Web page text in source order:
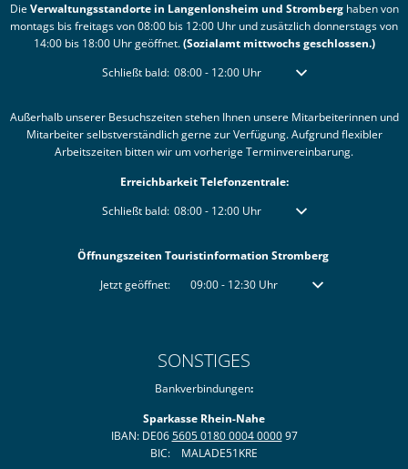
DieVerwaltungsstandorte in Langenlonsheim und Stromberghaben von
montags bis freitags von 08:00 bis 12:00 Uhr und zusätzlich donnerstags von
14:00 bis 18:00 Uhr geöffnet.(Sozialamt mittwochs geschlossen.)
Klicken, um weitere Öffnungs- oder Schließzeiten
Schließt bald: 08:00- 12:00Uhr Von 08:00 bis 12:00 Uhr
Außerhalb unserer Besuchszeiten stehen Ihnen unsere Mitarbeiterinnen und
Mitarbeiter selbstverständlich gerne zur Verfügung. Aufgrund flexibler
Arbeitszeiten bitten wir um vorherige Terminvereinbarung.
Erreichbarkeit Telefonzentrale:
Klicken, um weitere Öffnungs- oder Schließzeiten
Schließt bald: 08:00- 12:00Uhr Von 08:00 bis 12:00 Uhr
Öffnungszeiten Touristinformation Stromberg
Klicken, um weitere Öffnungs- oder Schließzeiten auszublenden
Jetzt geöffnet: 09:00- 12:30Uhr Von 09:00 bis 12:30
SONSTIGES
Bankverbindungen:
Sparkasse Rhein-Nahe
IBAN: DE065605 0180 0004 000097
BIC: MALADE51KRE